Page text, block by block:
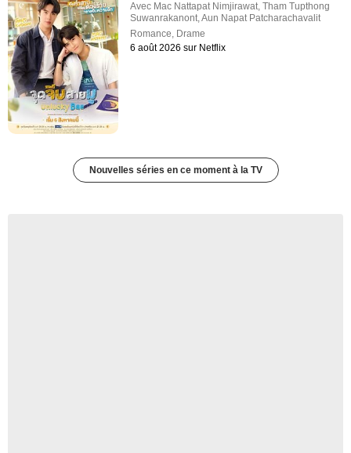
Avec Mac Nattapat Nimjirawat,Tham Tupthong
Suwanrakanont,Aun Napat Patcharachavalit
Romance, Drame
6 août 2026 sur Netflix
Nouvelles séries en ce moment à la TV